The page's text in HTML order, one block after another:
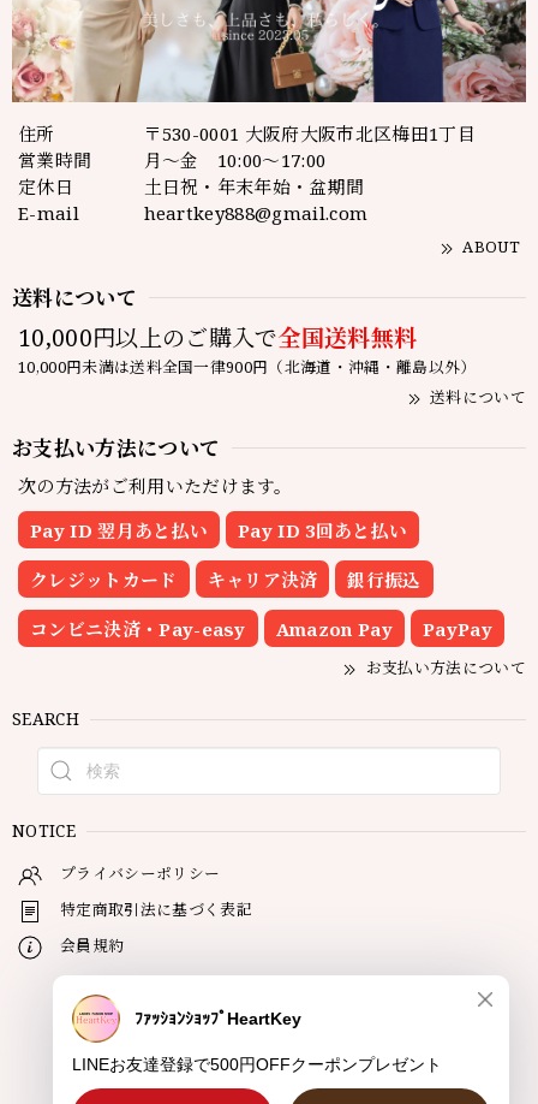
住所
〒530-0001 大阪府大阪市北区梅田1丁目
営業時間
月～金 10:00～17:00
定休日
土日祝・年末年始・盆期間
E-mail
heartkey888@gmail.com
ABOUT
送料について
10,000円以上のご購入で全国送料無料
10,000円未満は送料全国一律900円（北海道・沖縄・離島以外）
送料について
お支払い方法について
次の方法がご利用いただけます。
Pay ID 翌月あと払い
Pay ID 3回あと払い
クレジットカード キャリア決済 銀行振込
コンビニ決済・Pay-easy Amazon Pay PayPay
お支払い方法について
SEARCH
NOTICE
プライバシーポリシー
特定商取引法に基づく表記
会員規約
© HeartKey